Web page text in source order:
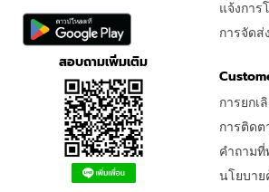
สอบถามเพิ่มเติม
แจ้งการ
การจัดส่
การยกเ
การติด
คำถามที่
นโยบาย